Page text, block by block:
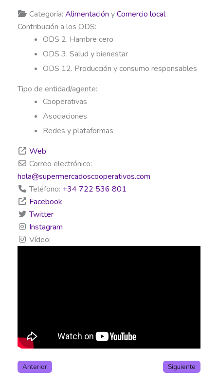
Categoría: Alimentación yComercio local
Contribución a los ODS:
ODS 2. Hambre cero
ODS 3. Salud y bienestar
ODS 12. Producción y consumo responsables
Tipo de entidad/agente:
Cooperativas
Asociaciones
Redes y plataformas
Web
Correo electrónico:
hola@supermercadoscooperativos.com
Teléfono: +34 722 536 801
Facebook
Twitter
Instagram
Vídeo:
Anterior Siguiente